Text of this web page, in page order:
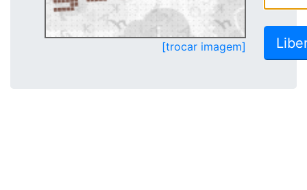
[trocar imagem]